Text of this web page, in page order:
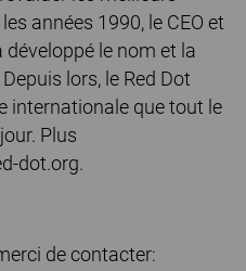
années 1990, le CEO et
développé le nom et la
lors, le Red Dot
internationale que tout le
Plus
dot.org.
de contacter: